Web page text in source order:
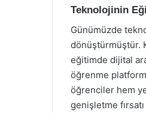
Teknolojinin
Günümüzde
dönüştürmüştür.
eğitimde dijital
öğrenme
öğrenciler hem
genişletme